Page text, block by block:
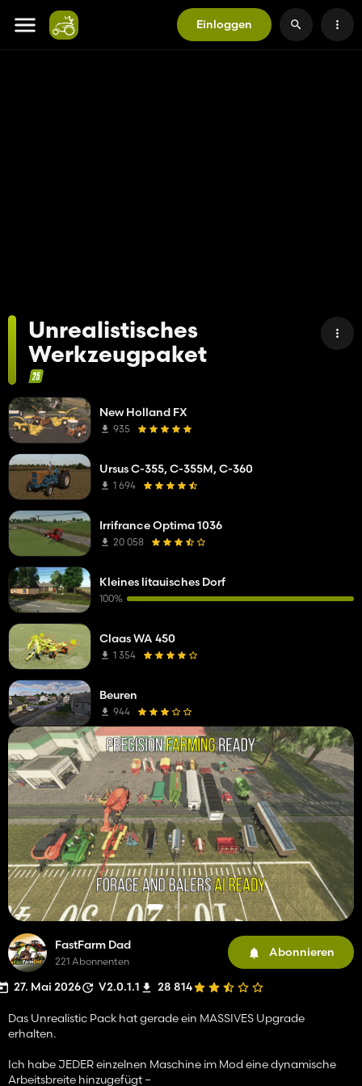
Einloggen
Unrealistisches
Werkzeugpaket
FastFarm Dad
221 Abonnenten
Abonnieren
27. Mai 2026 V2.0.1.1 28 814
Das Unrealistic Pack hat gerade ein MASSIVES Upgrade
erhalten.
Ich habe JEDER einzelnen Maschine im Mod eine dynamische
Arbeitsbreite hinzugefügt –
New Holland FX
935
Ursus C-355, C-355M, C-360
1 694
Irrifrance Optima 1036
20 058
Kleines litauisches Dorf
100%
Claas WA 450
1 354
Beuren
944